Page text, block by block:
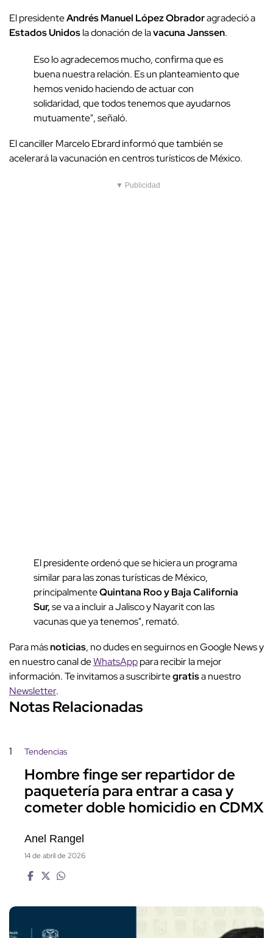
El presidenteAndrés Manuel López Obradoragradeció a
Estados Unidosla donación de lavacuna Janssen.
Eso lo agradecemos mucho, confirma que es
buena nuestra relación. Es un planteamiento que
hemos venido haciendo de actuar con
solidaridad, que todos tenemos que ayudarnos
mutuamente", señaló.
El canciller Marcelo Ebrard informó que también se
acelerará la vacunación en centros turísticos de México.
▼ Publicidad
El presidente ordenó que se hiciera un programa
similar para las zonas turísticas de México,
principalmenteQuintana Roo y Baja California
Sur,se va a incluir a Jalisco y Nayarit con las
vacunas que ya tenemos", remató.
Para másnoticias, no dudes en seguirnos en Google News y
en nuestro canal deWhatsApppara recibir la mejor
información. Te invitamos a suscribirtegratisa nuestro
Newsletter.
Notas Relacionadas
1 Tendencias
Hombre finge ser repartidor de
paquetería para entrar a casa y
cometer doble homicidio en CDMX
Anel Rangel
14 de abril de 2026